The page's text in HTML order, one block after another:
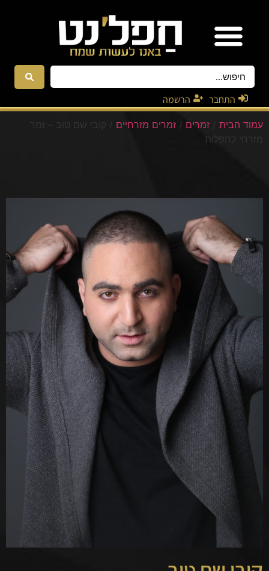
התחבר הרשמה
עמוד הבית זמרים / זמרים מזרחיים / קובי שם טוב – זמר
מזרחי לחפלות